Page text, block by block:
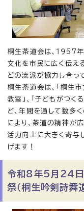
桐生茶道会は、1957年
文化を市民に広く伝え
どの流派が協力し合っ
桐生茶道会は、「桐生
教室」、「子どもがつく
ど、年間を通して数多
により、茶道の精神が
活力向上に大きく寄与
げます！
令和8年5月24日
祭（桐生吟剣詩舞